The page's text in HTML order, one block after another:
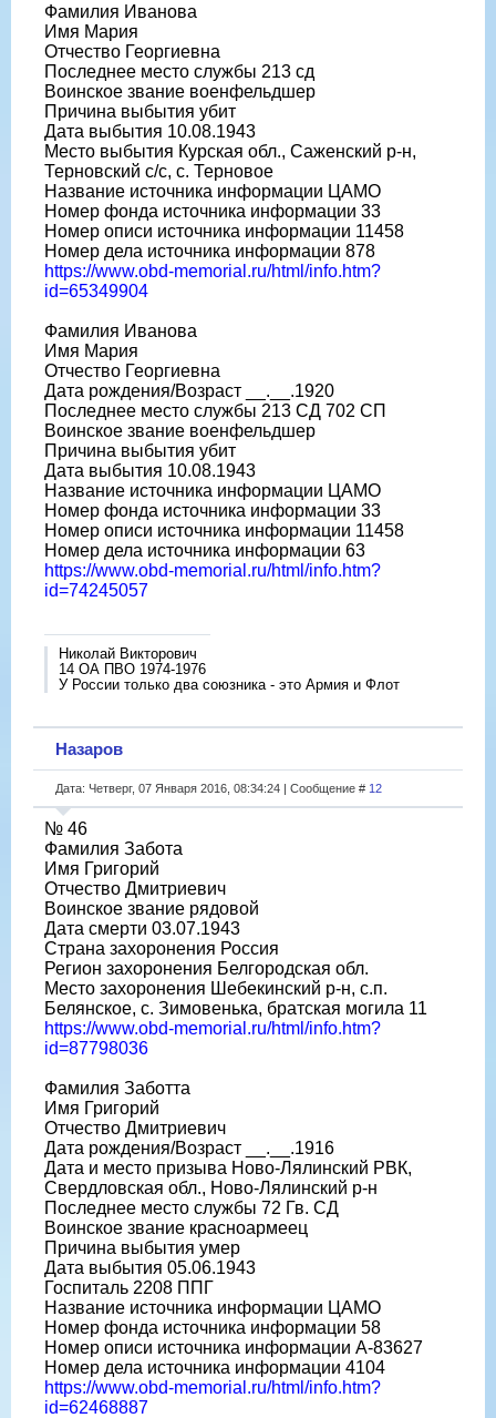
Фамилия Иванова
Имя Мария
Отчество Георгиевна
Последнее место службы 213 сд
Воинское звание военфельдшер
Причина выбытия убит
Дата выбытия 10.08.1943
Место выбытия Курская обл., Саженский р-н,
Терновский с/с, с. Терновое
Название источника информации ЦАМО
Номер фонда источника информации 33
Номер описи источника информации 11458
Номер дела источника информации 878
https://www.obd-memorial.ru/html/info.htm?
id=65349904
Фамилия Иванова
Имя Мария
Отчество Георгиевна
Дата рождения/Возраст __.__.1920
Последнее место службы 213 СД 702 СП
Воинское звание военфельдшер
Причина выбытия убит
Дата выбытия 10.08.1943
Название источника информации ЦАМО
Номер фонда источника информации 33
Номер описи источника информации 11458
Номер дела источника информации 63
https://www.obd-memorial.ru/html/info.htm?
id=74245057
Николай Викторович
14 ОА ПВО 1974-1976
У России только два союзника - это Армия и Флот
Назаров
Дата: Четверг, 07 Января 2016, 08:34:24 | Сообщение # 12
№ 46
Фамилия Забота
Имя Григорий
Отчество Дмитриевич
Воинское звание рядовой
Дата смерти 03.07.1943
Страна захоронения Россия
Регион захоронения Белгородская обл.
Место захоронения Шебекинский р-н, с.п.
Белянское, с. Зимовенька, братская могила 11
https://www.obd-memorial.ru/html/info.htm?
id=87798036
Фамилия Заботта
Имя Григорий
Отчество Дмитриевич
Дата рождения/Возраст __.__.1916
Дата и место призыва Ново-Лялинский РВК,
Свердловская обл., Ново-Лялинский р-н
Последнее место службы 72 Гв. СД
Воинское звание красноармеец
Причина выбытия умер
Дата выбытия 05.06.1943
Госпиталь 2208 ППГ
Название источника информации ЦАМО
Номер фонда источника информации 58
Номер описи источника информации А-83627
Номер дела источника информации 4104
https://www.obd-memorial.ru/html/info.htm?
id=62468887